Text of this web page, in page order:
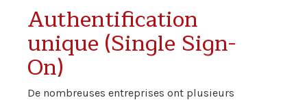
Authentification
unique (Single Sign-
On)
De nombreuses entreprises ont plusieurs